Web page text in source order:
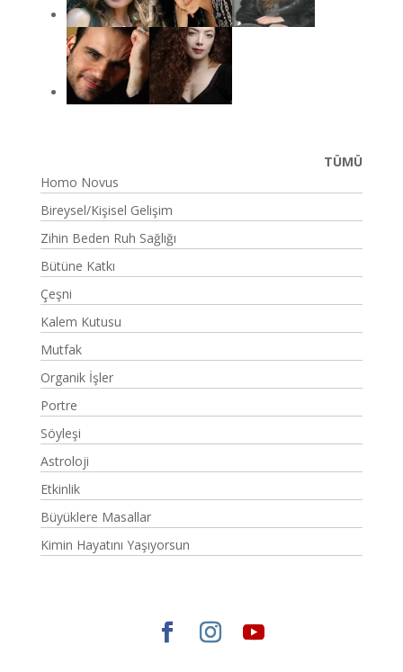
TÜMÜ
Homo Novus
Bireysel/Kişisel Gelişim
Zihin Beden Ruh Sağlığı
Bütüne Katkı
Çeşni
Kalem Kutusu
Mutfak
Organik İşler
Portre
Söyleşi
Astroloji
Etkinlik
Büyüklere Masallar
Kimin Hayatını Yaşıyorsun